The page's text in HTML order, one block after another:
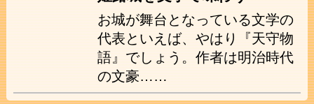
お城が舞台となっている文学の
代表といえば、やはり『天守物
語』でしょう。作者は明治時代
の文豪……